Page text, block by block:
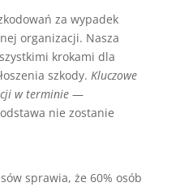
za wypadek
organizacji. Nasza
krokami dla
szkody. Kluczowe
w terminie—
nie zostanie
sprawia, że 60% osób